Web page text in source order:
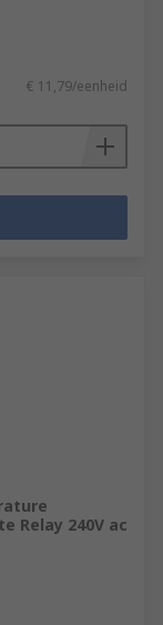
€ 11,79/eenheid
Relay 240V ac